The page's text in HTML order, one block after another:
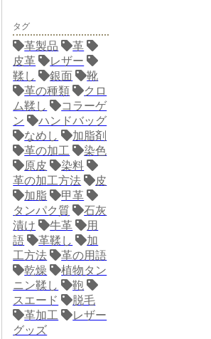
タグ
革製品
革
皮革
レザー
鞣し
銀面
靴
革の種類
クロ
ム鞣し
コラーゲ
ン
ハンドバッグ
なめし
加脂剤
革の加工
染色
原皮
染料
革の加工方法
皮
加脂
甲革
タンパク質
石灰
漬け
牛革
用
語
革鞣し
加
工方法
革の用語
乾燥
植物タン
ニン鞣し
鞄
スエード
脱毛
革加工
レザー
グッズ